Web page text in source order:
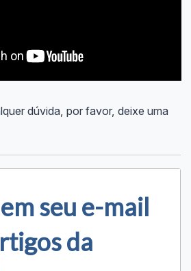
dúvida, por favor, deixe uma
seu e-mail
da